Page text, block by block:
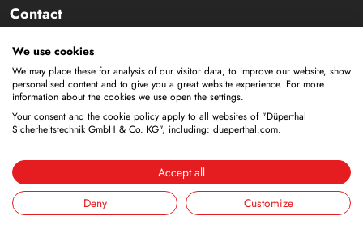
Contact
+49 6188 9139-0
info@dueperthal.com
Frankenstraße 3
Allemagne
Social Media
We use cookies
We may place these for analysis of our visitor data, to improve our website, show
personalised content and to give you a great website experience. For more
information about the cookies we use open the settings.
Your consent and the cookie policy apply to all websites of "Düperthal
Sicherheitstechnik GmbH & Co. KG", including: dueperthal.com.
Accept all
Deny
Customize